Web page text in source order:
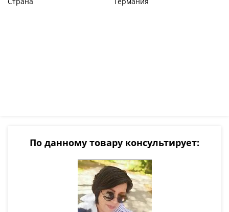
По данному товару консультирует: